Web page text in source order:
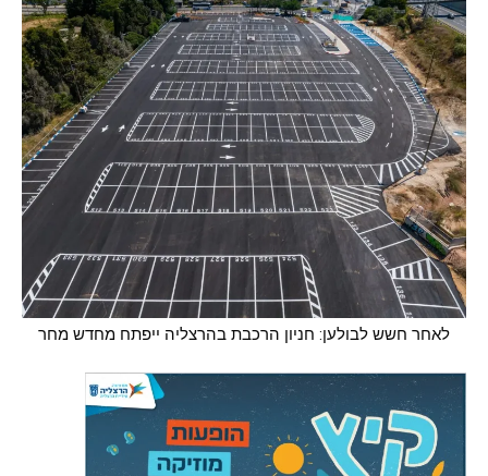
לאחר חשש לבולען: חניון הרכבת בהרצליה ייפתח מחדש מחר